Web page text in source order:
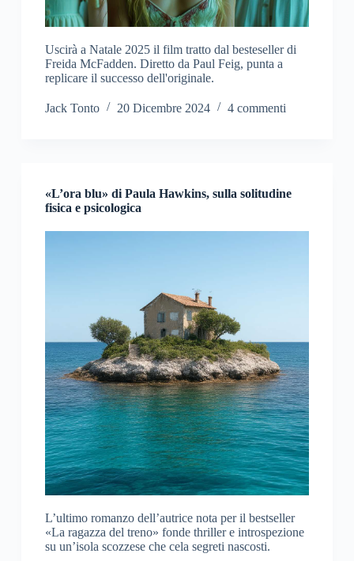
Uscirà a Natale 2025 il film tratto dal besteseller di
Freida McFadden. Diretto da Paul Feig, punta a
replicare il successo dell'originale.
Jack Tonto 20 Dicembre 2024 4 commenti
«L’ora blu» di Paula Hawkins, sulla solitudine
fisica e psicologica
L’ultimo romanzo dell’autrice nota per il bestseller
«La ragazza del treno» fonde thriller e introspezione
su un’isola scozzese che cela segreti nascosti.